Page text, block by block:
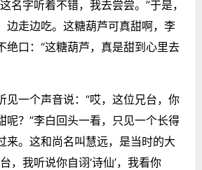
名字听着不错，我去尝尝。”于是，
边走边吃。这糖葫芦可真甜啊，李
绝口：“这糖葫芦，真是甜到心里去
见一个声音说：“哎，这位兄台，你
呢？”李白回头一看，只见一个长得
来。这和尚名叫慧远，是当时的大
，我听说你自诩‘诗仙’，我看你